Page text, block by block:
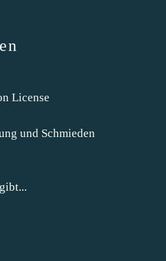
License
und Schmieden